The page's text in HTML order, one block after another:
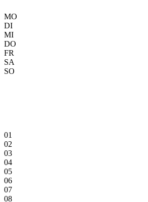
MO
DI
MI
DO
FR
SA
SO
01
02
03
04
05
06
07
08